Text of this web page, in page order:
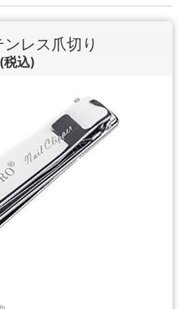
レス爪切り
(税込)